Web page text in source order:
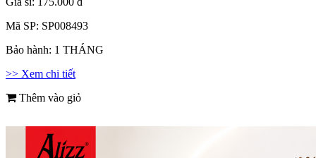
Mã SP: SP008493
Bảo hành: 1 THÁNG
>> Xem chi tiết
Thêm vào giỏ